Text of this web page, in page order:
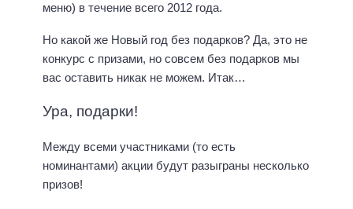
меню) в течение всего 2012 года.
Но какой же Новый год без подарков? Да, это не
конкурс с призами, но совсем без подарков мы
вас оставить никак не можем. Итак…
Ура, подарки!
Между всеми участниками (то есть
номинантами) акции будут разыграны несколько
призов!